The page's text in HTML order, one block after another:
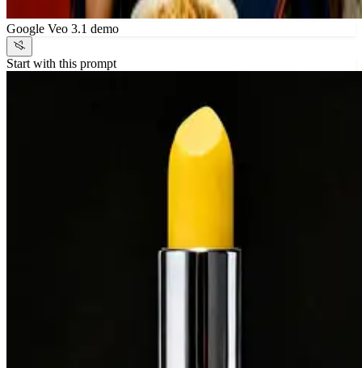
Google Veo 3.1 demo
Start with this prompt